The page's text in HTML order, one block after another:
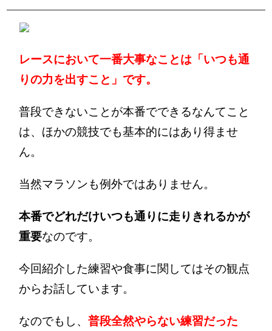
レースにおいて一番大事なことは「いつも通
りの力を出すこと」です。
普段できないことが本番でできるなんてこと
は、ほかの競技でも基本的にはあり得ませ
ん。
当然マラソンも例外ではありません。
本番でどれだけいつも通りに走りきれるかが
重要なのです。
今回紹介した練習や食事に関してはその観点
からお話しています。
なのでもし、普段全然やらない練習だった